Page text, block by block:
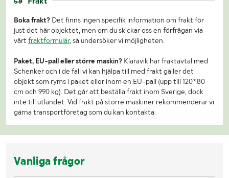
Boka frakt? Det finns ingen specifik information om frakt för
just det här objektet, men om du skickar oss en förfrågan via
vårt fraktformulär, så undersöker vi möjligheten.
Paket, EU-pall eller större maskin? Klaravik har fraktavtal med
Schenker och i de fall vi kan hjälpa till med frakt gäller det
objekt som ryms i paket eller inom en EU-pall (upp till 120*80
cm och 990 kg). Det går att beställa frakt inom Sverige, dock
inte till utlandet. Vid frakt på större maskiner rekommenderar vi
gärna transportföretag som du kan kontakta.
Vanliga frågor